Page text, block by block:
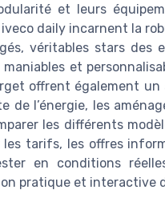
et leurs
daily incarnent la
véritables stars des
et
offrent également
de l’énergie, les
les différents
les tarifs, les offres
en conditions
pratique et interactive